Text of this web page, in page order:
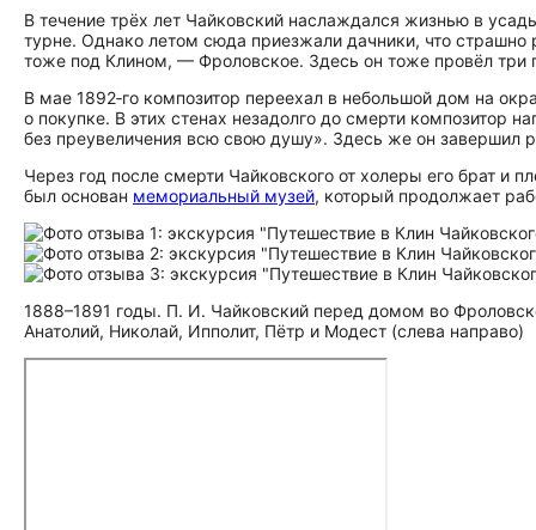
В течение трёх лет Чайковский наслаждался жизнью в
турне. Однако летом сюда приезжали дачники, что
тоже под Клином, — Фроловское. Здесь он тоже провёл
В мае 1892‑го композитор переехал в небольшой дом на
о покупке. В этих стенах незадолго до смерти композитор
без преувеличения всю свою душу». Здесь же он завершил
Через год после смерти Чайковского от холеры его брат и
был основан мемориальный музей, который продолжает
1888–1891 годы. П. И. Чайковский перед домом во
Анатолий, Николай, Ипполит, Пётр и Модест (слева направо)